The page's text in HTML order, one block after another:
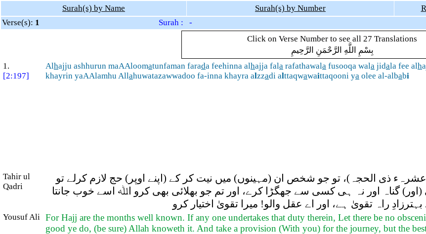
Surah(s) by Name Surah(s) by Number
Verse(s): 1 Surah : -
Click on Verse Number to see all 27 Translations
بِسْمِ اللَّهِ الرَّحْمَنِ الرَّحِيمِ
1.
[2:197]
Alhajju ashhurun maAAloomatunfaman farada feehinna alhajja fala rafathawala fusooqa wala jidala fee alh
khayrin yaAAlamhu Allahuwatazawwadoo fa-inna khayra alzzadi alttaqwawaittaqooni ya olee al-albabi
Tahir ul
Qadri
ذی الحجہ)، تو جو شخص ان (مہینوں) میں نیت کر کے (اپنے اوپر) حج لازم کرلے تو
گناہ اور نہ ہی کسی سے جھگڑا کرے، اور تم جو بھلائی بھی کرو اﷲ اسے خوب جانتا
راہ تقویٰ ہے، اور اے عقل والو! میرا تقویٰ اختیار کرو
Yousuf Ali For Hajj are the months well known. If any one undertakes that duty therein, Let there be no
good ye do, (be sure) Allah knoweth it. And take a provision (With you) for the journey, but the